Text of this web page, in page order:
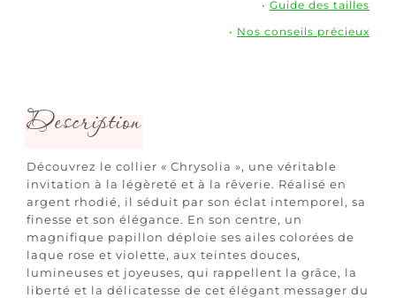
•Guide des tailles
• Nos conseils précieux
Description
Découvrez le collier « Chrysolia », une véritable
invitation à la légèreté et à la rêverie. Réalisé en
argent rhodié, il séduit par son éclat intemporel, sa
finesse et son élégance. En son centre, un
magnifique papillon déploie ses ailes colorées de
laque rose et violette, aux teintes douces,
lumineuses et joyeuses, qui rappellent la grâce, la
liberté et la délicatesse de cet élégant messager du